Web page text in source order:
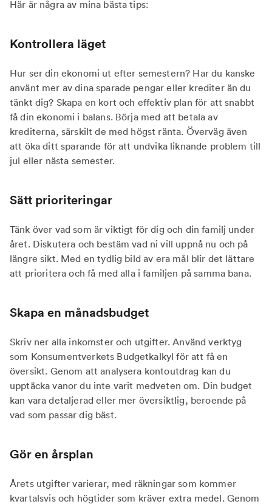
Här är några av mina bästa tips:
Kontrollera läget
Hur ser din ekonomi ut efter semestern? Har du kanske
använt mer av dina sparade pengar eller krediter än du
tänkt dig? Skapa en kort och effektiv plan för att snabbt
få din ekonomi i balans. Börja med att betala av
krediterna, särskilt de med högst ränta. Överväg även
att öka ditt sparande för att undvika liknande problem till
jul eller nästa semester.
Sätt prioriteringar
Tänk över vad som är viktigt för dig och din familj under
året. Diskutera och bestäm vad ni vill uppnå nu och på
längre sikt. Med en tydlig bild av era mål blir det lättare
att prioritera och få med alla i familjen på samma bana.
Skapa en månadsbudget
Skriv ner alla inkomster och utgifter. Använd verktyg
som Konsumentverkets Budgetkalkyl för att få en
översikt. Genom att analysera kontoutdrag kan du
upptäcka vanor du inte varit medveten om. Din budget
kan vara detaljerad eller mer översiktlig, beroende på
vad som passar dig bäst.
Gör en årsplan
Årets utgifter varierar, med räkningar som kommer
kvartalsvis och högtider som kräver extra medel. Genom